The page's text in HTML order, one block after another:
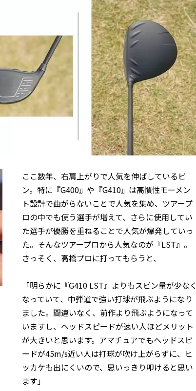
ここ数年、右肩上がりで人気を伸ばしているピ
ン。特に『G400』や『G410』は高慣性モーメン
ト設計で曲がらないことで人気を集め、ツアープ
ロの中でも使う選手が増えて、さらに使用してい
た選手が優勝を重ねることで人気が爆発していっ
た。そんなツアープロから人気なのが『LST』。
さっそく、高橋プロに打ってもらうと、
「明らかに『G410 LST』よりもスピン量が少なく
なっていて、中弾道で強い打球が飛ぶようになり
ました。間違いなく、前作より飛ぶようになって
いますし、ヘッドスピードが速い人ほどメリット
が大きいと思います。アマチュアでもヘッドスピ
ードが45m/s近い人は打球が吹け上がらずに、ヒ
ッカケも出にくいので、思いっきり叩けると思い
ます」